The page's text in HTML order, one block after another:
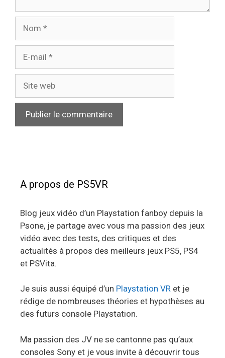
mail
web
A propos de PS5VR
Blog jeux vidéo d’un Playstation fanboy depuis la
Psone, je partage avec vous ma passion des jeux
vidéo avec des tests, des critiques et des
actualités à propos des meilleurs jeux PS5, PS4
et PSVita.
Je suis aussi équipé d’un Playstation VR et je
rédige de nombreuses théories et hypothèses au
des futurs console Playstation.
Ma passion des JV ne se cantonne pas qu’aux
consoles Sony et je vous invite à découvrir tous